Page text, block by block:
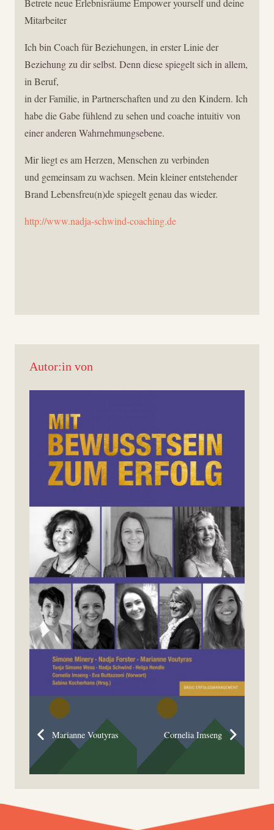
Betrete neue Erlebnisräume Empower yourself und deine
Mitarbeiter
Ich bin Coach für Beziehungen, in erster Linie der
Beziehung zu dir selbst. Denn diese spiegelt sich in allem,
in Beruf,
in der Familie, in Partnerschaften und zu den Kindern. Ich
habe die Gabe fühlend zu sehen und coache intuitiv von
einer anderen Wahrnehmungsebene.
Mir liegt es am Herzen, Menschen zu verbinden
und gemeinsam zu wachsen. Mein kleiner entstehender
Brand Lebensfreu(n)de spiegelt genau das wieder.
http://www.nadja-schwind-coaching.de
Autor:in von
Marianne Voutyras Cornelia Imseng